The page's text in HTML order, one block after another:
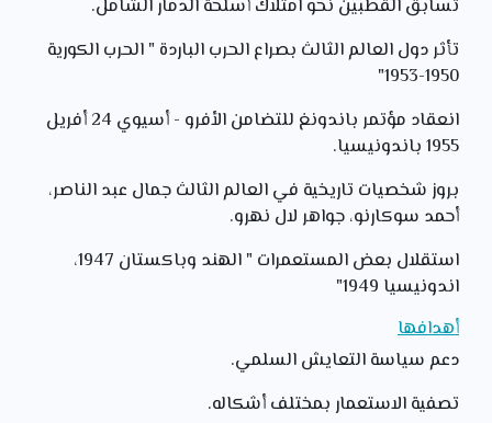
تسابق القطبين نحو امتلاك أسلحة الدمار الشامل.
تأثر دول العالم الثالث بصراع الحرب الباردة " الحرب الكورية
1950-1953"
انعقاد مؤتمر باندونغ للتضامن الأفرو - أسيوي 24 أفريل
1955 باندونيسيا.
بروز شخصيات تاريخية في العالم الثالث جمال عبد الناصر،
أحمد سوكارنو، جواهر لال نهرو.
استقلال بعض المستعمرات " الهند وباكستان 1947،
اندونيسيا 1949"
أهدافها
دعم سياسة التعايش السلمي.
تصفية الاستعمار بمختلف أشكاله.